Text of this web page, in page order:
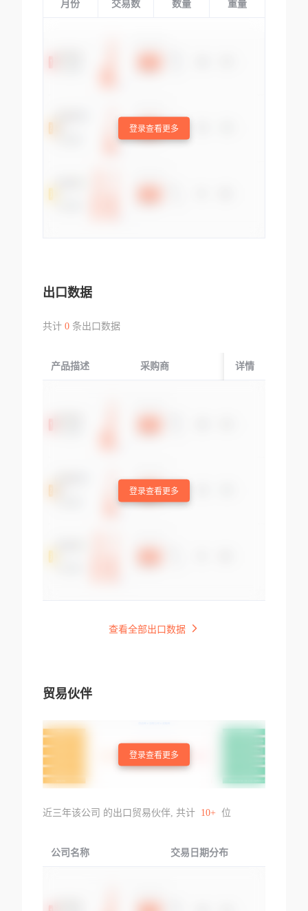
月份 交易数 数量 重量
登录查看更多
出口数据
共计 0条出口数据
产品描述 采购商 起运国/地区
详情
登录查看更多
查看全部出口数据
贸易伙伴
登录查看更多
近三年该公司 的出口贸易伙伴, 共计 10+ 位
公司名称 交易日期分布